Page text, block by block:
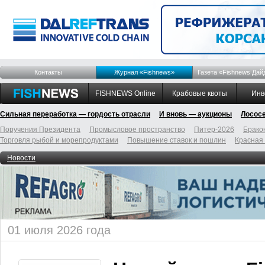
Контакты Журнал «Fishnews» Газета «Fishnews
FISHNEWS Online Крабовые квоты
Сильная переработка — гордость отрасли И вновь — аукционы
Поручения Президента
Промысловое пространство Питер-2026
Торговля рыбой и морепродуктами
Повышение ставок и пошлин
Новости
01 июля 2026 года